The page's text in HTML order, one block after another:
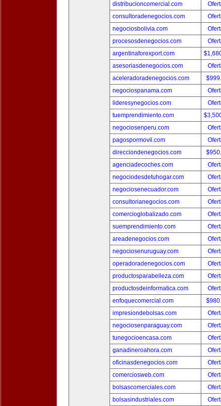
distribucioncomercial.com
consultoradenegocios.com
negociosbolivia.com
procesosdenegocios.com
argentinaforexport.com
asesoriasdenegocios.com
aceleradoradenegocios.com
negociospanama.com
lideresynegocios.com
tuemprendimiento.com
negociosenperu.com
pagospormovil.com
direcciondenegocios.com
agenciadecoches.com
negociodesdetuhogar.com
negociosenecuador.com
consultorianegocios.com
comercioglobalizado.com
suemprendimiento.com
areadenegocios.com
negociosenuruguay.com
operadoradenegocios.com
productosparabelleza.com
productosdeinformatica.com
enfoquecomercial.com
impresiondebolsas.com
negociosenparaguay.com
tunegocioencasa.com
ganadineroahora.com
oficinasdenegocios.com
comerciosweb.com
bolsascomerciales.com
bolsasindustriales.com